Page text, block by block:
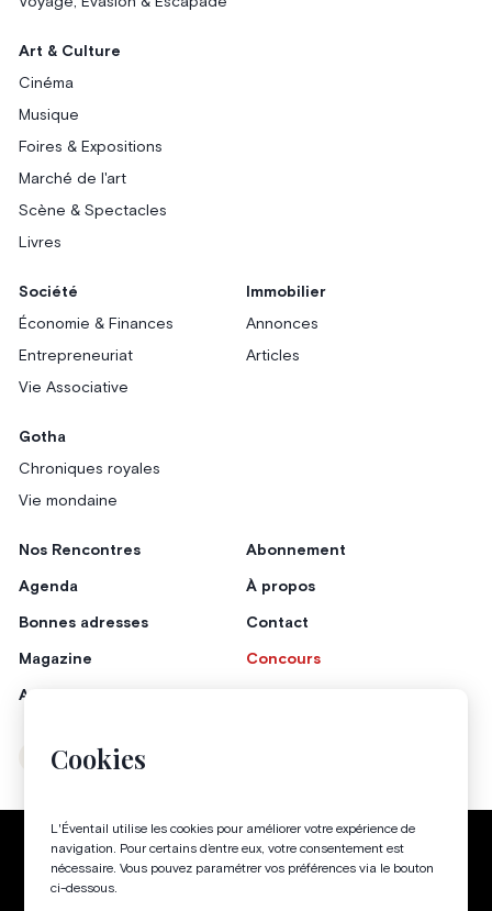
Cookies
L'Éventail utilise les cookies pour améliorer votre expérience de
navigation. Pour certains d’entre eux, votre consentement est
nécessaire. Vous pouvez paramétrer vos préférences via le bouton
ci-dessous.
Art & Culture
Cinéma
Musique
Foires & Expositions
Marché de l'art
Scène & Spectacles
Livres
Société
Économie & Finances
Entrepreneuriat
Vie Associative
Immobilier
Annonces
Articles
Gotha
Chroniques royales
Vie mondaine
Nos Rencontres
Agenda
Bonnes adresses
Magazine
Annonceurs
Abonnement
À propos
Contact
Concours
Instagram
Politique de confidentialité Conditions générales
Gestion des cookies